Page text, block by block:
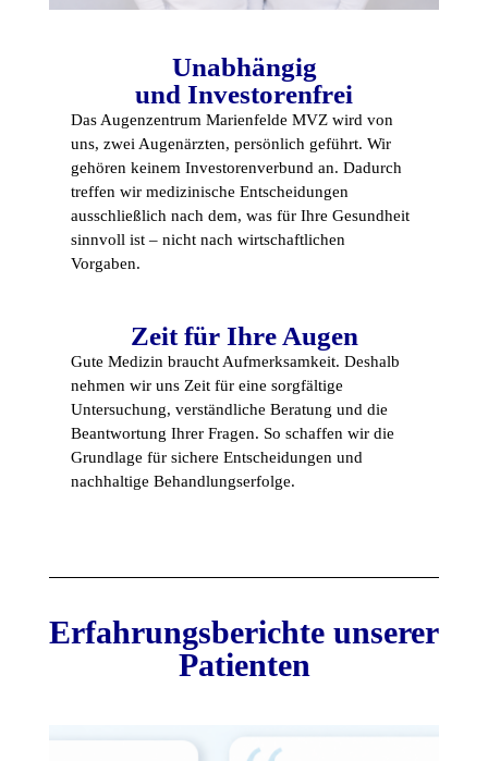
Unabhängig
und Investorenfrei
Das Augenzentrum Marienfelde MVZ wird von
uns, zwei Augenärzten, persönlich geführt. Wir
gehören keinem Investorenverbund an. Dadurch
treffen wir medizinische Entscheidungen
ausschließlich nach dem, was für Ihre Gesundheit
sinnvoll ist – nicht nach wirtschaftlichen
Vorgaben.
Zeit für Ihre Augen
Gute Medizin braucht Aufmerksamkeit. Deshalb
nehmen wir uns Zeit für eine sorgfältige
Untersuchung, verständliche Beratung und die
Beantwortung Ihrer Fragen. So schaffen wir die
Grundlage für sichere Entscheidungen und
nachhaltige Behandlungserfolge.
Erfahrungsberichte unserer
Patienten